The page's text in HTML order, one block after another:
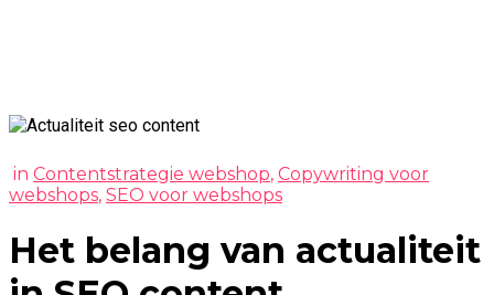
in Contentstrategie webshop, Copywriting voor
webshops, SEO voor webshops
Het belang van actualiteit